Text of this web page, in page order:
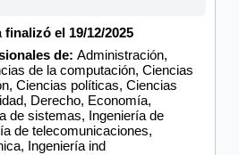
finalizó el 19/12/2025
de: Administración,
de la computación, Ciencias
Ciencias políticas, Ciencias
Derecho, Economía,
de sistemas, Ingeniería de
de telecomunicaciones,
Ingeniería ind